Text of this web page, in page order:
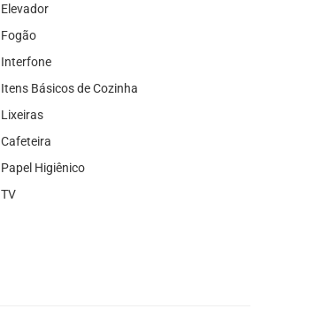
Elevador
Fogão
Interfone
Itens Básicos de Cozinha
Lixeiras
Cafeteira
Papel Higiênico
TV